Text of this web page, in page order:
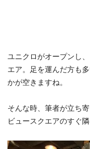
ユニクロがオープンし
エア。足を運んだ方も
かが空きますね。
そんな時、筆者が立ち
ビュースクエアのすぐ